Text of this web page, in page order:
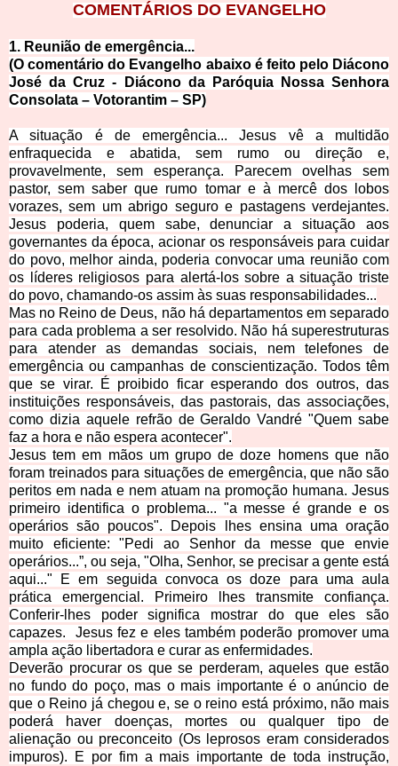
COMENTÁRIOS DO EVANGELHO
1. Reunião de emergência...
(O comentário do Evangelho abaixo é feito pelo Diácono
José da Cruz - Diácono da Paróquia Nossa Senhora
Consolata – Votorantim – SP)
A situação é de emergência... Jesus vê a multidão
enfraquecida e abatida, sem rumo ou direção e,
provavelmente, sem esperança. Parecem ovelhas sem
pastor, sem saber que rumo tomar e à mercê dos lobos
vorazes, sem um abrigo seguro e pastagens verdejantes.
Jesus poderia, quem sabe, denunciar a situação aos
governantes da época, acionar os responsáveis para cuidar
do povo, melhor ainda, poderia convocar uma reunião com
os líderes religiosos para alertá-los sobre a situação triste
do povo, chamando-os assim às suas responsabilidades...
Mas no Reino de Deus, não há departamentos em separado
para cada problema a ser resolvido. Não há superestruturas
para atender as demandas sociais, nem telefones de
emergência ou campanhas de conscientização. Todos têm
que se virar. É proibido ficar esperando dos outros, das
instituições responsáveis, das pastorais, das associações,
como dizia aquele refrão de Geraldo Vandré "Quem sabe
faz a hora e não espera acontecer".
Jesus tem em mãos um grupo de doze homens que não
foram treinados para situações de emergência, que não são
peritos em nada e nem atuam na promoção humana. Jesus
primeiro identifica o problema... "a messe é grande e os
operários são poucos". Depois lhes ensina uma oração
muito eficiente: "Pedi ao Senhor da messe que envie
operários...”, ou seja, "Olha, Senhor, se precisar a gente está
aqui..." E em seguida convoca os doze para uma aula
prática emergencial. Primeiro lhes transmite confiança.
Conferir-lhes poder significa mostrar do que eles são
capazes. Jesus fez e eles também poderão promover uma
ampla ação libertadora e curar as enfermidades.
Deverão procurar os que se perderam, aqueles que estão
no fundo do poço, mas o mais importante é o anúncio de
que o Reino já chegou e, se o reino está próximo, não mais
poderá haver doenças, mortes ou qualquer tipo de
alienação ou preconceito (Os leprosos eram considerados
impuros). E por fim a mais importante de toda instrução,